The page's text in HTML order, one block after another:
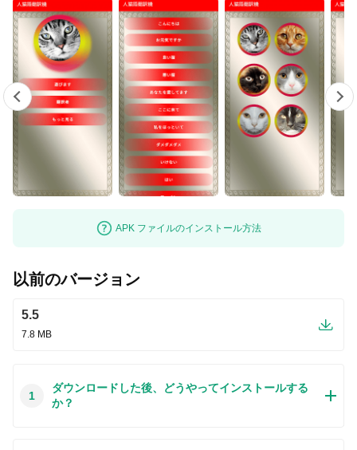
APK ファイルのインストール方法
以前のバージョン
5.5
7.8 MB
1
ダウンロードした後、どうやってインストールする
か？